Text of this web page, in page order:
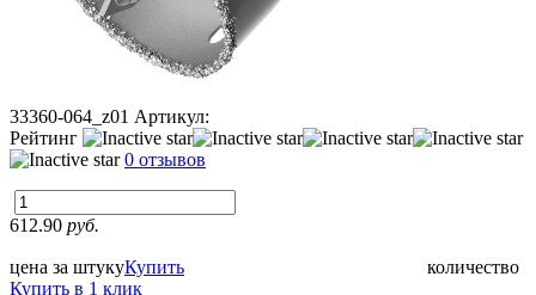
33360-064_z01 Артикул:
Рейтинг
0 отзывов
612.90 руб.
цена за штуку количество
Купить
Купить в 1 клик